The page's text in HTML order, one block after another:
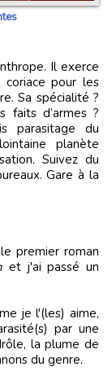
coriace pour les
Sa spécialité ?
faits d’armes ?
parasitage du
planète
Suivez du
Gare à la
et j'ai passé un
je l'(les) aime,
par une
la plume de
du genre.